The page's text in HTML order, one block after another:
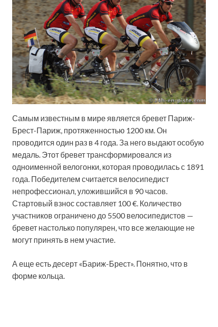
Самым известным в мире является бревет Париж-
Брест-Париж, протяженностью 1200 км. Он
проводится один раз в 4 года. За него выдают особую
медаль. Этот бревет трансформировался из
одноименной велогонки, которая проводилась с 1891
года. Победителем считается велосипедист
непрофессионал, уложившийся в 90 часов.
Стартовый взнос составляет 100 €. Количество
участников ограничено до 5500 велосипедистов —
бревет настолько популярен, что все желающие не
могут принять в нем участие.
А еще есть десерт «Бариж-Брест». Понятно, что в
форме кольца.